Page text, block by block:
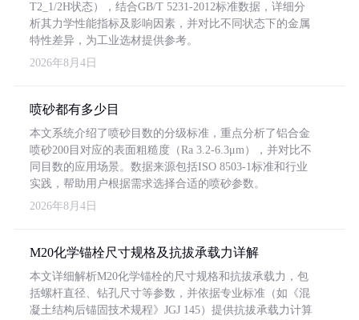
T2_1/2H状态），结合GB/T 5231-2012标准数据，详细分
析其力学性能指标及影响因素，并对比不同状态下的金属
特性差异，为工业选材提供参考。
2026年8月4日
喷砂都有多少目
本文系统介绍了喷砂目数的分级标准，重点分析了铝合金
喷砂200目对应的表面粗糙度（Ra 3.2-6.3μm），并对比不
同目数的应用场景。数据来源包括ISO 8503-1标准和行业
实践，帮助用户根据需求选择合适的喷砂参数。
2026年8月4日
M20化学锚栓尺寸规格及抗拔承载力详解
本文详细解析M20化学锚栓的尺寸规格和抗拔承载力，包
括螺杆直径、钻孔尺寸等参数，并依据专业标准（如《混
凝土结构后锚固技术规程》JGJ 145）提供抗拔承载力计算